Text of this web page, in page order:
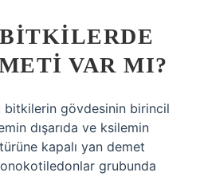
VAR MI?
bitkilerin gövdesinin birincil
dışarıda ve ksilemin
kapalı yan demet
grubunda